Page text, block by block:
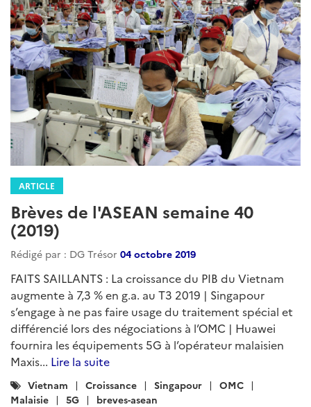
ARTICLE
Brèves de l'ASEAN semaine 40
(2019)
Rédigé par : DG Trésor 04 octobre 2019
FAITS SAILLANTS : La croissance du PIB du Vietnam
augmente à 7,3 % en g.a. au T3 2019 | Singapour
s’engage à ne pas faire usage du traitement spécial et
différencié lors des négociations à l’OMC | Huawei
fournira les équipements 5G à l’opérateur malaisien
Maxis... Lire la suite
Catégories
:
Vietnam Croissance Singapour
OMC
Malaisie
5G breves-asean